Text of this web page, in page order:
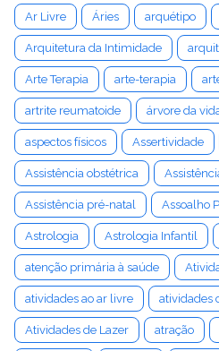
Ar Livre Áries arquétipo
Arquitetura da Intimidade
Arte Terapia arte-terapia
artrite reumatoide árvore da
aspectos físicos Assertividade
Assistência obstétrica
Assistência pré-natal Assoalho
Astrologia Astrologia Infantil
atenção primária à saúde
atividades ao ar livre atividades
Atividades de Lazer atração